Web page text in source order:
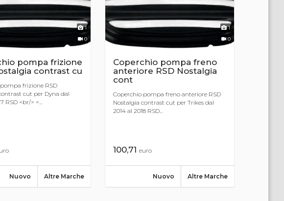
1
0
pompa frizione
contrast cu
frizione RSD
cut per Dyna dal
RSD <br/> <...
Altre Marche
Nuovo
1
0
Coperchio pompa freno
anteriore RSD Nostalgia
cont
Coperchio pompa freno anteriore RSD
Nostalgia contrast cut per Trikes dal
2014 al 2018 RSD...
100,71euro
Altre Marche
Nuovo